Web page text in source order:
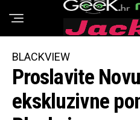
GeeK
BLACKVIEW
Proslavite
ekskluzivne